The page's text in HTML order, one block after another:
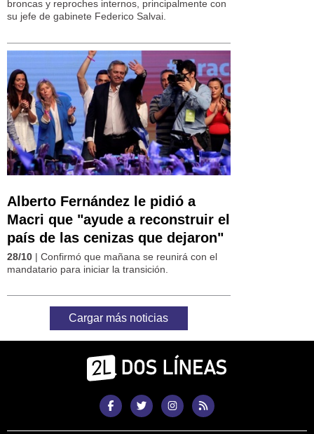
broncas y reproches internos, principalmente con
su jefe de gabinete Federico Salvai.
Alberto Fernández le pidió a
Macri que "ayude a reconstruir el
país de las cenizas que dejaron"
28/10 | Confirmó que mañana se reunirá con el
mandatario para iniciar la transición.
Cargar más noticias